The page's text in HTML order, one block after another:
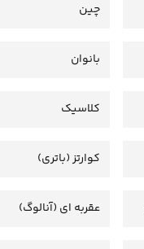
چین
بانوان
کلاسیک
کوارتز (باتری)
عقربه ای (آنالوگ)